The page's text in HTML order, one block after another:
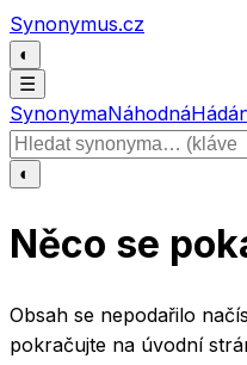
Přeskočit na obsah
Synonymus.cz
◐
☰
SynonymaNáhodná
Hledat slovo
◐
Něco se
Obsah se nepodařilo
pokračujte na úvodní